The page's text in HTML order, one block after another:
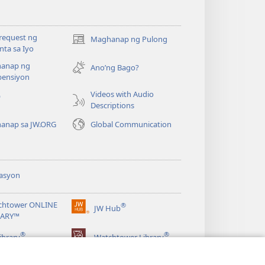
ng
sa Iyo
Maghanap ng Pulong
(may
na
window)
ng
Ano’ng Bago?
Videos with Audio
Descriptions
sa JW.ORG
Global Communication
ONLINE
JW Hub®
(may
na
® Watchtower Library®